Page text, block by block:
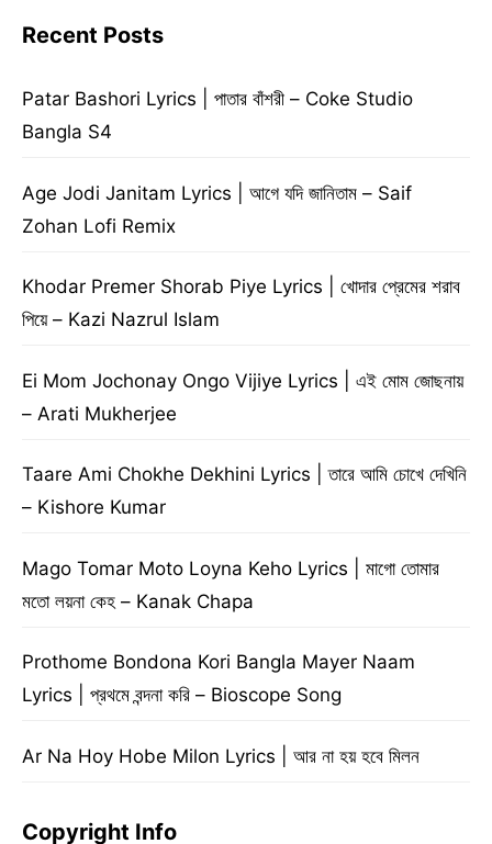
Recent Posts
Patar Bashori Lyrics | পাতার বাঁশরী – Coke Studio
Bangla S4
Age Jodi Janitam Lyrics | আগে যদি জানিতাম – Saif
Zohan Lofi Remix
Khodar Premer Shorab Piye Lyrics | খোদার প্রেমের শরাব
পিয়ে – Kazi Nazrul Islam
Ei Mom Jochonay Ongo Vijiye Lyrics | এই মোম জোছনায়
– Arati Mukherjee
Taare Ami Chokhe Dekhini Lyrics | তারে আমি চোখে দেখিনি
– Kishore Kumar
Mago Tomar Moto Loyna Keho Lyrics | মাগো তোমার
মতো লয়না কেহ – Kanak Chapa
Prothome Bondona Kori Bangla Mayer Naam
Lyrics | প্রথমে বন্দনা করি – Bioscope Song
Ar Na Hoy Hobe Milon Lyrics | আর না হয় হবে মিলন
Copyright Info